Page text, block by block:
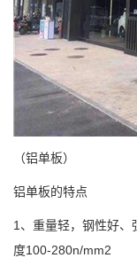
（铝单板）
铝单板的特点
1、重量轻，钢性好
度100-280n/mm2